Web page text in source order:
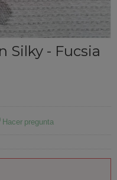
Silky - Fucsia
Hacer pregunta